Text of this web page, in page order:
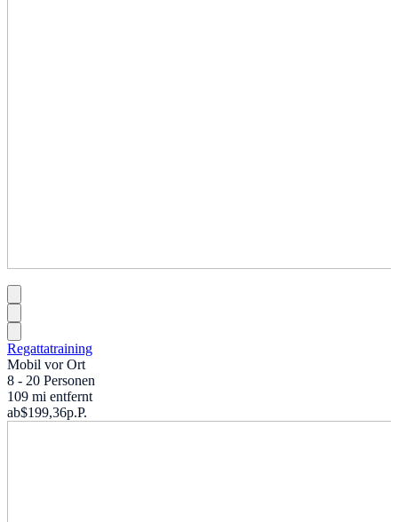
Regattatraining
Mobil vor Ort
8 - 20 Personen
109 mi entfernt
ab$199,36p.P.